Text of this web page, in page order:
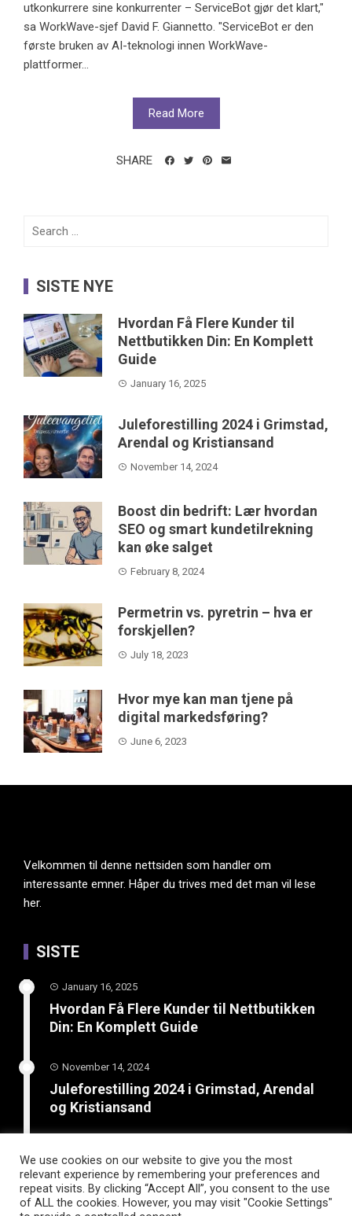
utkonkurrere sine konkurrenter – ServiceBot gjør det klart,"
sa WorkWave-sjef David F. Giannetto. "ServiceBot er den
første bruken av AI-teknologi innen WorkWave-
plattformer...
Read More
SHARE
Search
SISTE NYE
Hvordan Få Flere Kunder til
Nettbutikken Din: En Komplett
Guide
January 16, 2025
Juleforestilling 2024 i Grimstad,
Arendal og Kristiansand
November 14, 2024
Boost din bedrift: Lær hvordan
SEO og smart kundetilrekning
kan øke salget
February 8, 2024
Permetrin vs. pyretrin – hva er
forskjellen?
July 18, 2023
Hvor mye kan man tjene på
digital markedsføring?
June 6, 2023
Velkommen til denne nettsiden som handler om
interessante emner. Håper du trives med det man vil lese
her.
SISTE
January 16, 2025
Hvordan Få Flere Kunder til Nettbutikken
Din: En Komplett Guide
November 14, 2024
Juleforestilling 2024 i Grimstad, Arendal
og Kristiansand
Boost din bedrift: Lær hvordan SEO og
smart kundetilrekning kan øke salget
We use cookies on our website to give you the most
relevant experience by remembering your preferences and
repeat visits. By clicking “Accept All”, you consent to the use
of ALL the cookies. However, you may visit "Cookie Settings"